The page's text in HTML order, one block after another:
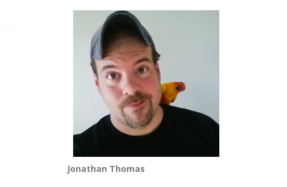
Jonathan Thomas